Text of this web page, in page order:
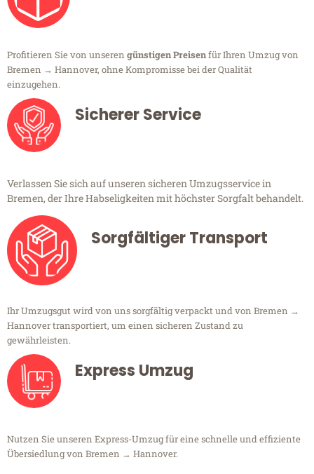
Profitieren Sie von unseren günstigen Preisenfür Ihren Umzug von
Bremen → Hannover, ohne Kompromisse bei der Qualität
einzugehen.
Sicherer Service
Verlassen Sie sich auf unseren sicheren Umzugsservice in
Bremen, der Ihre Habseligkeiten mit höchster Sorgfalt behandelt.
Sorgfältiger Transport
Ihr Umzugsgut wird von uns sorgfältig verpackt und von Bremen →
Hannover transportiert, um einen sicheren Zustand zu
gewährleisten.
Express Umzug
Nutzen Sie unseren Express-Umzug für eine schnelle und effiziente
Übersiedlung von Bremen → Hannover.